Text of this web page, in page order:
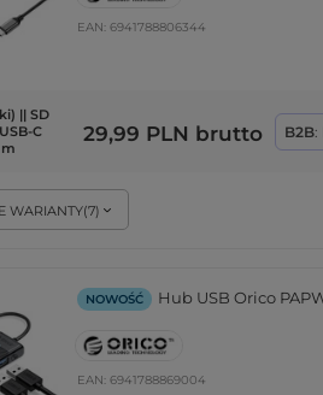
EAN: 6941788806344
WARIANTY(7)
|| SD
C
29,99 PLN brutto B2B:
NOWOŚĆ Hub USB Orico
EAN: 6941788869004